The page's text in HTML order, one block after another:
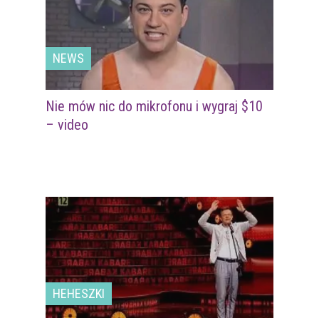
NEWS
Nie mów nic do mikrofonu i wygraj $10
– video
HEHESZKI